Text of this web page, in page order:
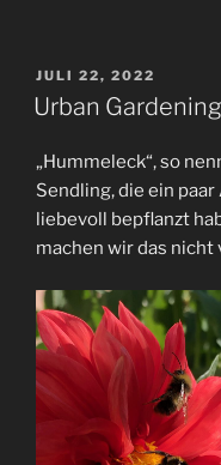
VERÖFFENTLICHT
AM
JULI 22, 2022
Urban Gardening
„Hummeleck“, so
Sendling, die ein
liebevoll bepflanzt
machen wir das nicht